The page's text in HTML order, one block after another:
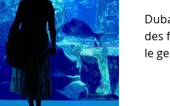
des
le